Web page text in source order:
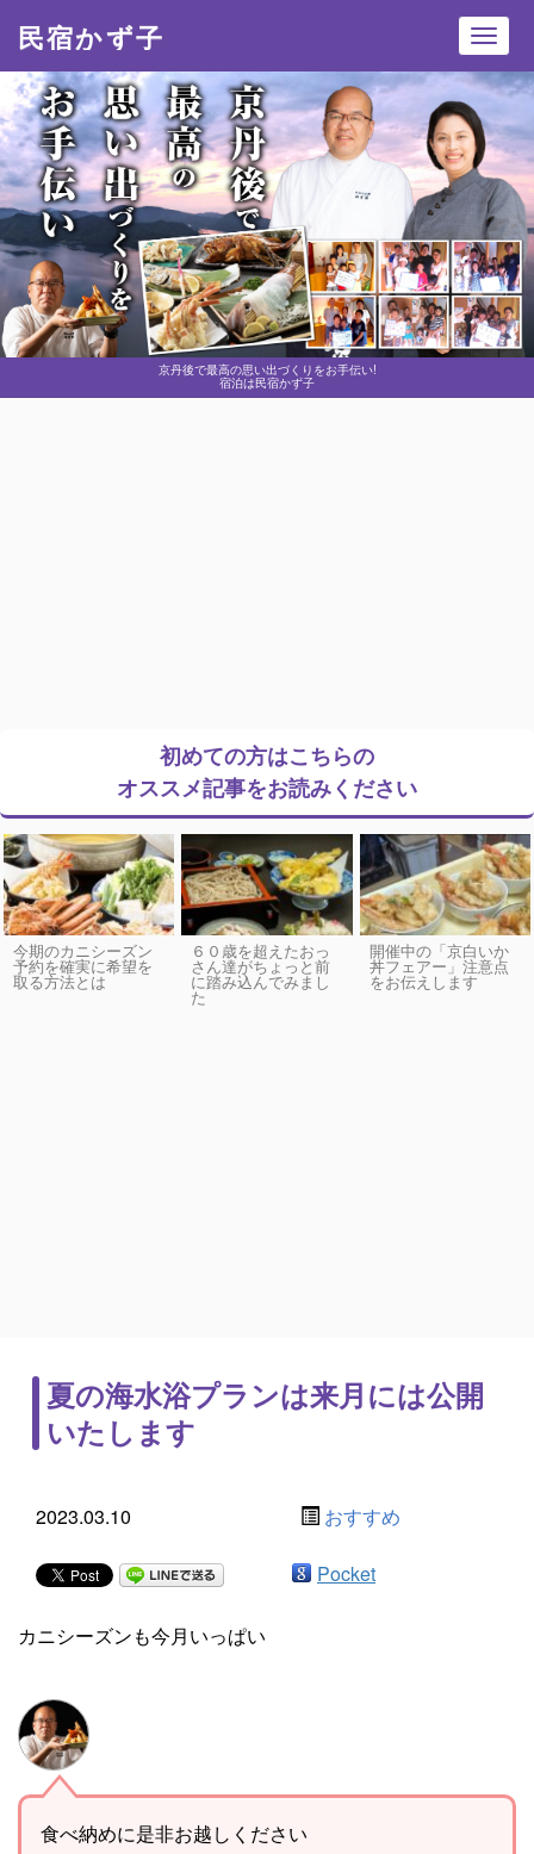
京丹後で最高の思い出づくりをお手伝い!
宿泊は民宿かず子
民宿かず子
初めての方はこちらの
オススメ記事をお読みください
今期のカニシーズン
予約を確実に希望を
取る方法とは
６０歳を超えたおっ
さん達がちょっと前
に踏み込んでみまし
た
開催中の「京白いか
丼フェアー」注意点
をお伝えします
夏の海水浴プランは来月には公開
いたします
2023.03.10 おすすめ
Pocket
カニシーズンも今月いっぱい
食べ納めに是非お越しください